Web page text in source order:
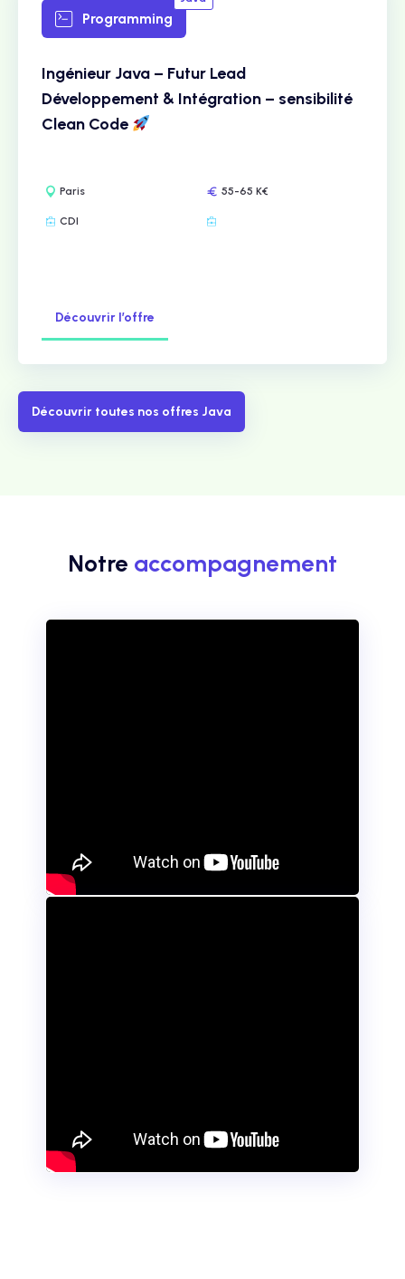
Programming
Ingénieur Java – Futur Lead
Développement & Intégration – sensibilité
Clean Code
Paris 55-65 K€
CDI
Découvrir l’offre
Découvrir toutes nos offres Java
Notre accompagnement